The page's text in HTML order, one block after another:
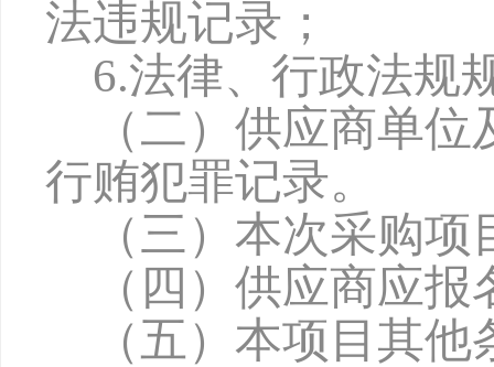
法违规记录；
6.法律、行政法规
（二）供应商单
行贿犯罪记录。
（三）本次采购
（四）供应商应
（五）本项目其他